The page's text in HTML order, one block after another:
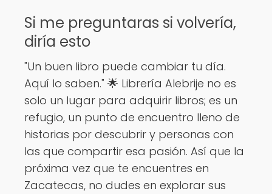
Si me preguntaras si volvería,
diría esto
"Un buen libro puede cambiar tu día.
Aquí lo saben." 🌟 Librería Alebrije no es
solo un lugar para adquirir libros; es un
refugio, un punto de encuentro lleno de
historias por descubrir y personas con
las que compartir esa pasión. Así que la
próxima vez que te encuentres en
Zacatecas, no dudes en explorar sus